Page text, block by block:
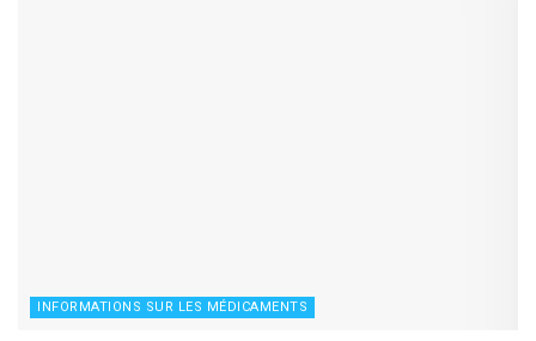
INFORMATIONS SUR LES MÉDICAMENTS